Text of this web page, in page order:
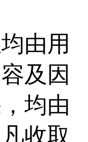
由用
及因
均由
收取